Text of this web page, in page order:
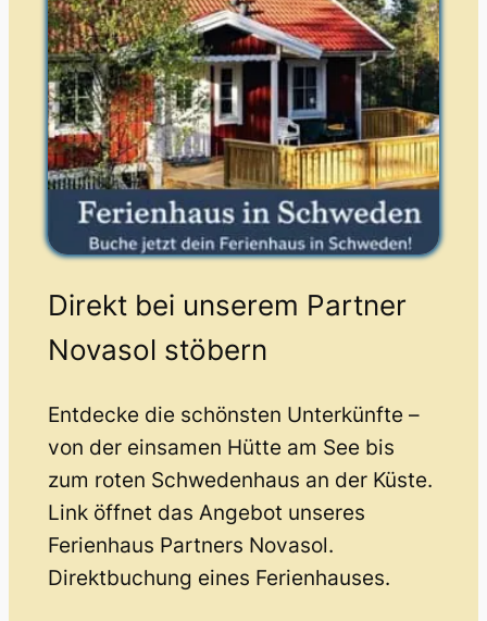
Direkt bei unserem Partner
Novasol stöbern
Entdecke die schönsten Unterkünfte –
von der einsamen Hütte am See bis
zum roten Schwedenhaus an der Küste.
Link öffnet das Angebot unseres
Ferienhaus Partners Novasol.
Direktbuchung eines Ferienhauses.